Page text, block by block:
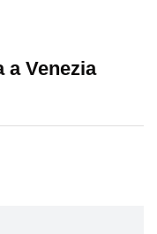
a Venezia